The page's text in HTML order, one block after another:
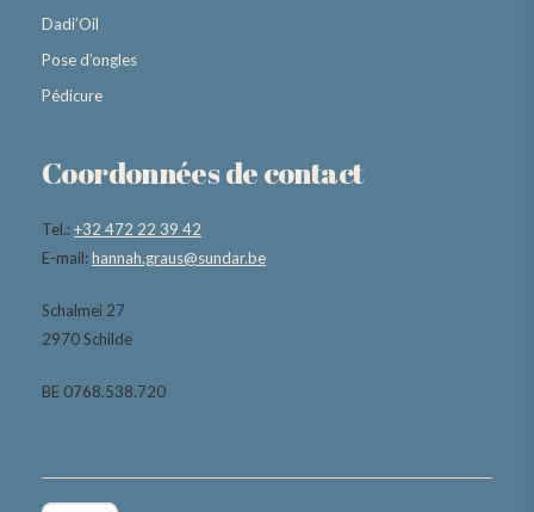
Dadi’Oil
Pose d’ongles
Pédicure
Coordonnées de contact
Tel.:+32 472 22 39 42
E-mail:hannah.graus@sundar.be
Schalmei 27
2970 Schilde
BE 0768.538.720